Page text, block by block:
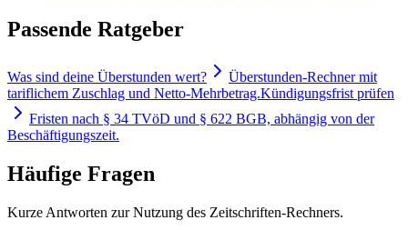
Passende Ratgeber
Was sind deine Überstunden wert?
Überstunden-Rechner mit
tariflichem Zuschlag und Netto-Mehrbetrag.Kündigungsfrist prüfen
Fristen nach § 34 TVöD und § 622 BGB, abhängig von der
Beschäftigungszeit.
Häufige Fragen
Kurze Antworten zur Nutzung des Zeitschriften-Rechners.